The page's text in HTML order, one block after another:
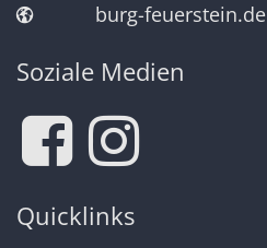
burg-feuerstein.de
Soziale Medien
Quicklinks